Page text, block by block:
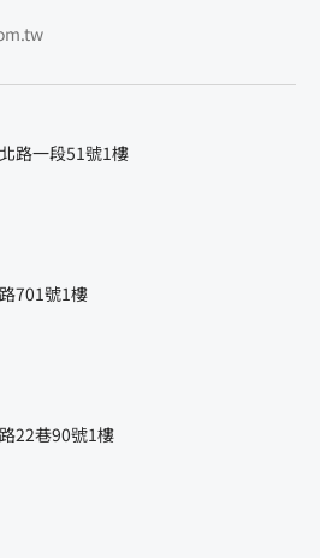
路一段51號1樓
701號1樓
22巷90號1樓